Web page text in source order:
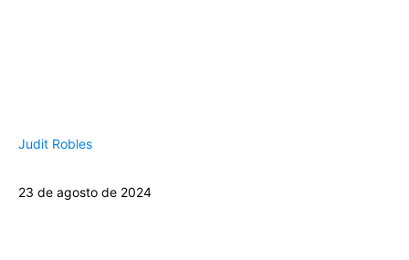
Judit Robles
23 de agosto de 2024